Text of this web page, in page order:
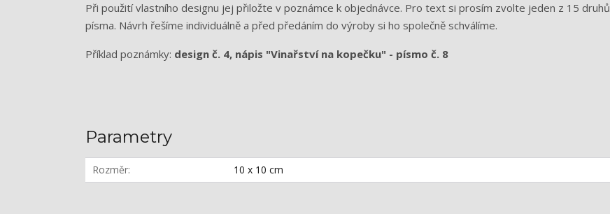
Při použití vlastního designu jej přiložte v poznámce k objednávce. Pro text si prosím zvolte jeden z 15 druhů
písma. Návrh řešíme individuálně a před předáním do výroby si ho společně schválíme.
Příklad poznámky: design č. 4, nápis "Vinařství na kopečku" - písmo č. 8
Parametry
Rozměr 10 x 10 cm